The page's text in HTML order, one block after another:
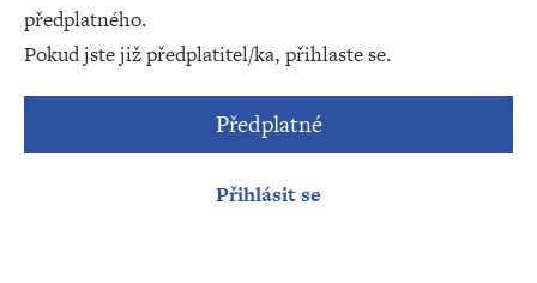
předplatného.
Pokud jste již předplatitel/ka, přihlaste se.
Předplatné
Přihlásit se